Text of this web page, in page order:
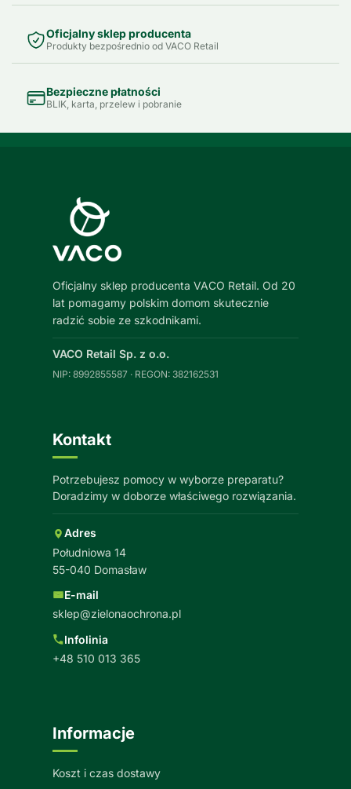
Oficjalny sklep producenta
Produkty bezpośrednio od VACO Retail
Bezpieczne płatności
BLIK, karta, przelew i pobranie
Oficjalny sklep producenta VACO Retail. Od 20
lat pomagamy polskim domom skutecznie
radzić sobie ze szkodnikami.
VACO Retail Sp. z o.o.
NIP: 8992855587 · REGON: 382162531
Kontakt
Potrzebujesz pomocy w wyborze preparatu?
Doradzimy w doborze właściwego rozwiązania.
Adres
Południowa 14
55-040 Domasław
E-mail
sklep@zielonaochrona.pl
Infolinia
+48 510 013 365
Informacje
Koszt i czas dostawy